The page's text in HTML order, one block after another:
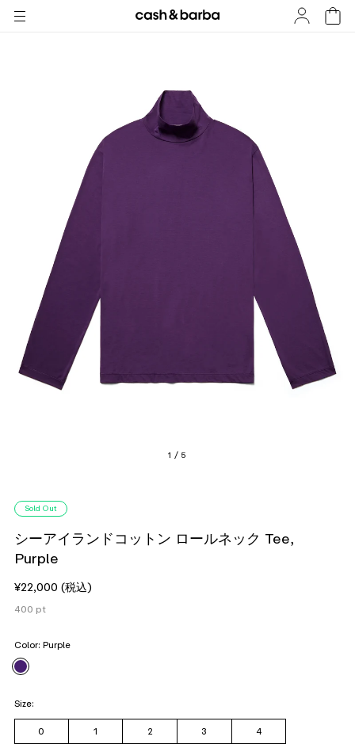
1 / 5
Sold Out
シーアイランドコットン ロールネック Tee,
Purple
¥22,000 (税込)
400 pt
Color: Purple
Size:
0
1 2 3 4